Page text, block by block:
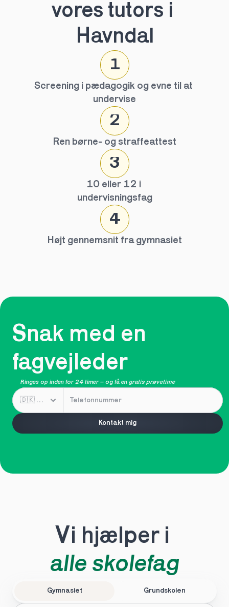
vores tutors i
Havndal
1
Screening i pædagogik og evne til at
undervise
2
Ren børne- og straffeattest
3
10 eller 12 i
undervisningsfag
4
Højt gennemsnit fra gymnasiet
Snak med en
fagvejleder
Ringes op inden for 24 timer – og få en gratis prøvetime
Kontakt mig
Vi hjælper i
alle skolefag
Gymnasiet Grundskolen